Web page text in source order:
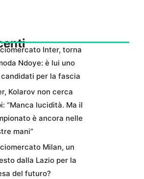
Inter, torna
Ndoye: è lui uno
per la fascia
Kolarov non cerca
“Manca lucidità. Ma il
è ancora nelle
mani”
Milan, un
dalla Lazio per la
del futuro?